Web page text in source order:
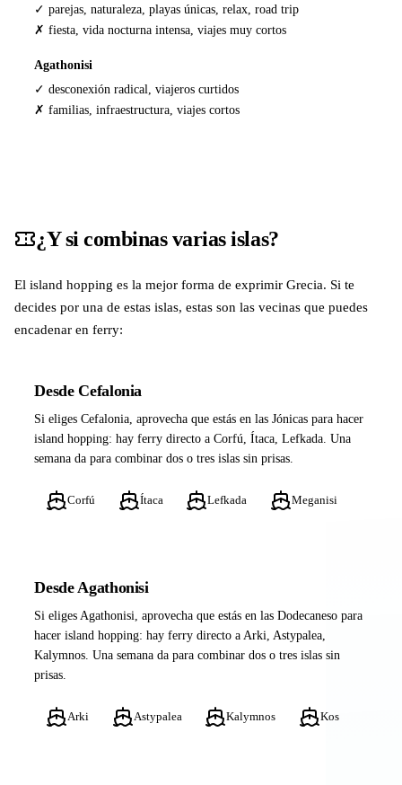
✓ parejas, naturaleza, playas únicas, relax, road trip
✗ fiesta, vida nocturna intensa, viajes muy cortos
Agathonisi
✓ desconexión radical, viajeros curtidos
✗ familias, infraestructura, viajes cortos
¿Y si combinas varias islas?
El island hopping es la mejor forma de exprimir Grecia. Si te
decides por una de estas islas, estas son las vecinas que puedes
encadenar en ferry:
Desde Cefalonia
Si eliges Cefalonia, aprovecha que estás en las Jónicas para hacer
island hopping: hay ferry directo a Corfú, Ítaca, Lefkada. Una
semana da para combinar dos o tres islas sin prisas.
Corfú Ítaca Lefkada Meganisi
Desde Agathonisi
Si eliges Agathonisi, aprovecha que estás en las Dodecaneso para
hacer island hopping: hay ferry directo a Arki, Astypalea,
Kalymnos. Una semana da para combinar dos o tres islas sin
prisas.
Arki Astypalea Kalymnos Kos